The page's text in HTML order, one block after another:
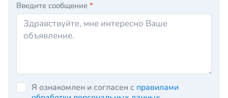
Введите сообщение *
Я ознакомлен и согласен с правилами